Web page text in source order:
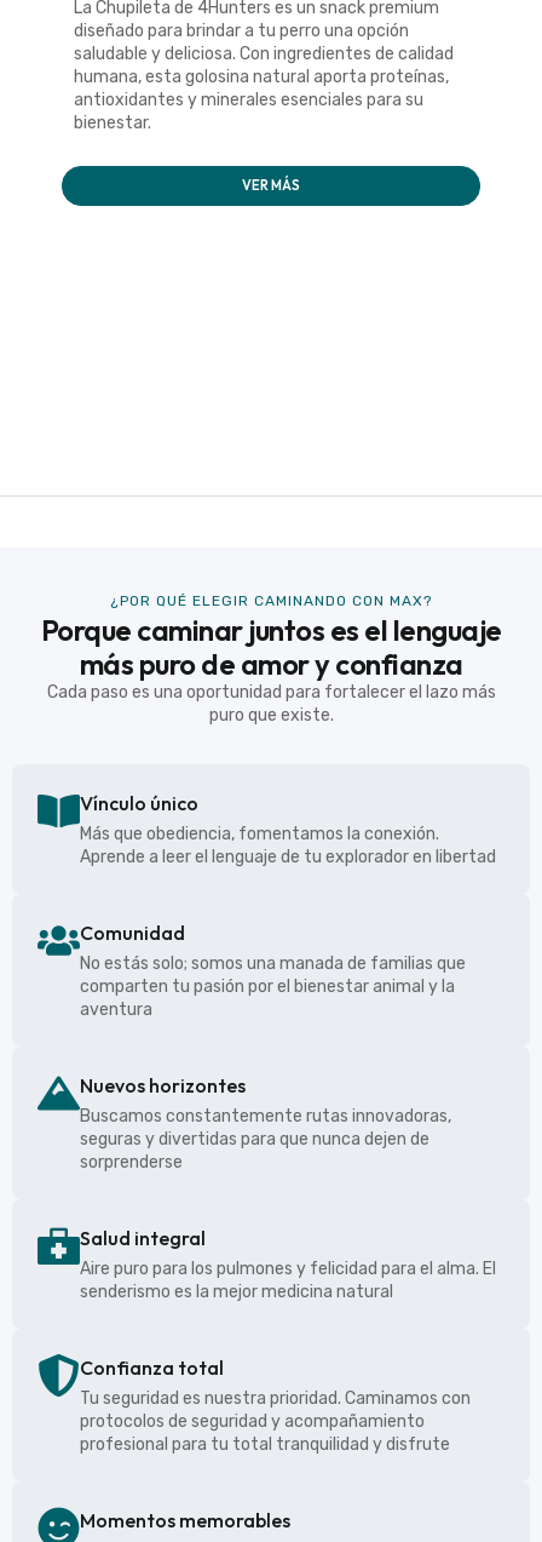
La Chupileta de 4Hunters es un snack premium
diseñado para brindar a tu perro una opción
saludable y deliciosa. Con ingredientes de calidad
humana, esta golosina natural aporta proteínas,
antioxidantes y minerales esenciales para su
bienestar.
VER MÁS
¿POR QUÉ ELEGIR CAMINANDO CON MAX?
Porque caminar juntos es el lenguaje
más puro de amor y confianza
Cada paso es una oportunidad para fortalecer el lazo más
puro que existe.
Vínculo único
Más que obediencia, fomentamos la conexión.
Aprende a leer el lenguaje de tu explorador en libertad
Comunidad
No estás solo; somos una manada de familias que
comparten tu pasión por el bienestar animal y la
aventura
Nuevos horizontes
Buscamos constantemente rutas innovadoras,
seguras y divertidas para que nunca dejen de
sorprenderse
Salud integral
Aire puro para los pulmones y felicidad para el alma. El
senderismo es la mejor medicina natural
Confianza total
Tu seguridad es nuestra prioridad. Caminamos con
protocolos de seguridad y acompañamiento
profesional para tu total tranquilidad y disfrute
Momentos memorables